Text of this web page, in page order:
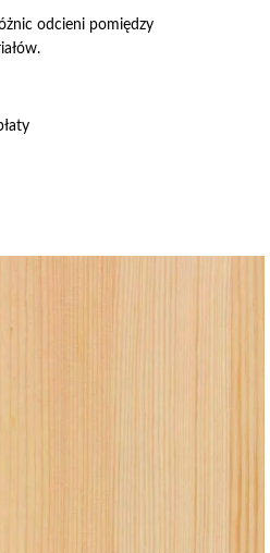
odcieni pomiędzy